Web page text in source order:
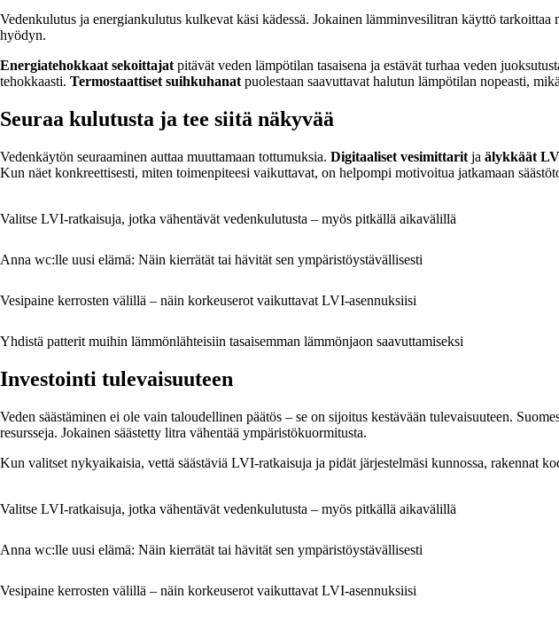
Vedenkulutus ja energiankulutus kulkevat käsi kädessä. Jokainen lämminvesilitran käyttö
hyödyn.
Energiatehokkaat sekoittajat pitävät veden lämpötilan tasaisena ja estävät turhaa veden
tehokkaasti. Termostaattiset suihkuhanat puolestaan saavuttavat halutun lämpötilan nopeasti,
Seuraa kulutusta ja tee siitä näkyvää
Vedenkäytön seuraaminen auttaa muuttamaan tottumuksia. Digitaaliset vesimittarit ja älykkäät
Kun näet konkreettisesti, miten toimenpiteesi vaikuttavat, on helpompi motivoitua jatkamaan
Valitse LVI-ratkaisuja, jotka vähentävät vedenkulutusta – myös pitkällä aikavälillä
Anna wc:lle uusi elämä: Näin kierrätät tai hävität sen ympäristöystävällisesti
Vesipaine kerrosten välillä – näin korkeuserot vaikuttavat LVI-asennuksiisi
Yhdistä patterit muihin lämmönlähteisiin tasaisemman lämmönjaon saavuttamiseksi
Investointi tulevaisuuteen
Veden säästäminen ei ole vain taloudellinen päätös – se on sijoitus kestävään tulevaisuuteen.
resursseja. Jokainen säästetty litra vähentää ympäristökuormitusta.
Kun valitset nykyaikaisia, vettä säästäviä LVI-ratkaisuja ja pidät järjestelmäsi kunnossa, rakennat
Valitse LVI-ratkaisuja, jotka vähentävät vedenkulutusta – myös pitkällä aikavälillä
Anna wc:lle uusi elämä: Näin kierrätät tai hävität sen ympäristöystävällisesti
Vesipaine kerrosten välillä – näin korkeuserot vaikuttavat LVI-asennuksiisi